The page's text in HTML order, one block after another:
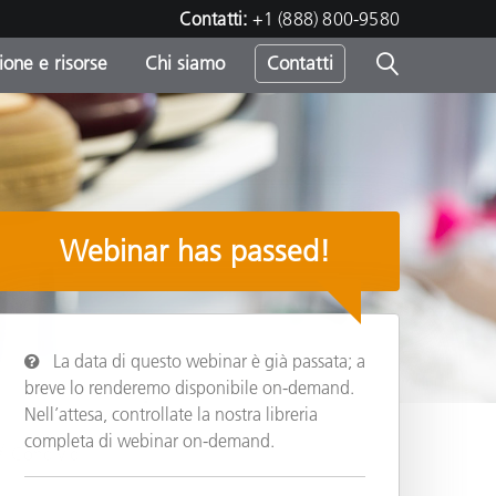
Contatti: +1 (888) 800-9580
e risorse Chi siamo Contatti
Condividi
Webinar has passed!
La data di questo webinar è già passata; a
breve lo renderemo disponibile on-demand.
Nell’attesa, controllate la nostra libreria
completa di webinar on-demand.